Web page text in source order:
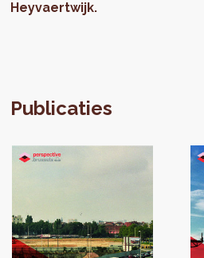
Heyvaertwijk.
Publicaties